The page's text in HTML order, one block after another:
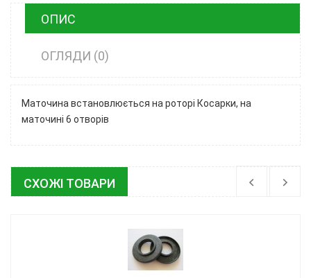
ОПИС
ОГЛЯДИ (0)
Маточина встановлюється на роторі Косарки, на
маточині 6 отворів
СХОЖІ ТОВАРИ